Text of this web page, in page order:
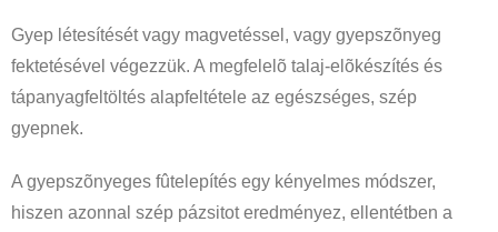
Gyep létesítését vagy magvetéssel, vagy gyepszõnyeg
fektetésével végezzük. A megfelelõ talaj-elõkészítés és
tápanyagfeltöltés alapfeltétele az egészséges, szép
gyepnek.
A gyepszõnyeges fûtelepítés egy kényelmes módszer,
hiszen azonnal szép pázsitot eredményez, ellentétben a